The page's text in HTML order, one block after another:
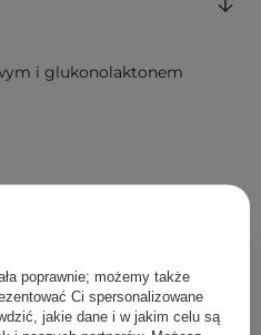
DODAJ DO KOSZYKA
i glukonolaktonem
poprawnie; możemy także
Ci spersonalizowane
jakie dane i w jakim celu są